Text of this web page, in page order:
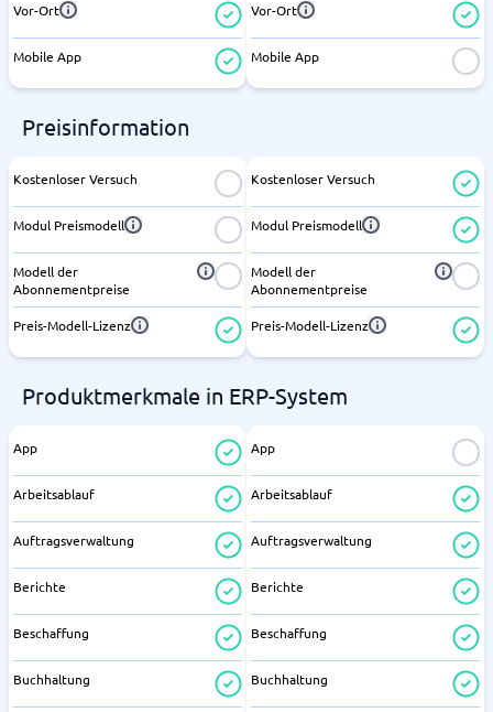
Vor-Ort
Mobile App
Vor-Ort
Mobile App
Preisinformation
Kostenloser Versuch
Modul Preismodell
Modell der
Abonnementpreise
Preis-Modell-Lizenz
Kostenloser Versuch
Modul Preismodell
Modell der
Abonnementpreise
Preis-Modell-Lizenz
Produktmerkmale in ERP-System
App
Arbeitsablauf
Auftragsverwaltung
Berichte
Beschaffung
Buchhaltung
App
Arbeitsablauf
Auftragsverwaltung
Berichte
Beschaffung
Buchhaltung